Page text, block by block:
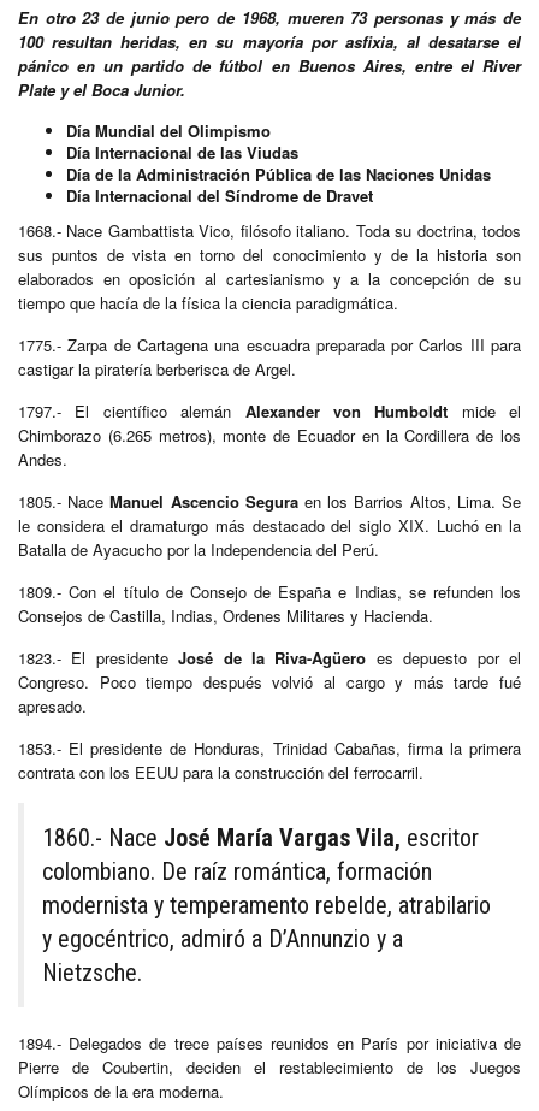
En otro 23 de junio pero de 1968, mueren 73 personas y más de
100 resultan heridas, en su mayoría por asfixia, al desatarse el
pánico en un partido de fútbol en Buenos Aires, entre el River
Plate y el Boca Junior.
Día Mundial del Olimpismo
Día Internacional de las Viudas
Día de la Administración Pública de las Naciones Unidas
Día Internacional del Síndrome de Dravet
1668.- Nace Gambattista Vico, filósofo italiano. Toda su doctrina, todos
sus puntos de vista en torno del conocimiento y de la historia son
elaborados en oposición al cartesianismo y a la concepción de su
tiempo que hacía de la física la ciencia paradigmática.
1775.- Zarpa de Cartagena una escuadra preparada por Carlos III para
castigar la piratería berberisca de Argel.
1797.- El científico alemán Alexander von Humboldt mide el
Chimborazo (6.265 metros), monte de Ecuador en la Cordillera de los
Andes.
1805.- Nace Manuel Ascencio Seguraen los Barrios Altos, Lima. Se
le considera el dramaturgo más destacado del siglo XIX. Luchó en la
Batalla de Ayacucho por la Independencia del Perú.
1809.- Con el título de Consejo de España e Indias, se refunden los
Consejos de Castilla, Indias, Ordenes Militares y Hacienda.
1823.- El presidenteJosé de la Riva-Agüero es depuesto por el
Congreso. Poco tiempo después volvió al cargo y más tarde fué
apresado.
1853.- El presidente de Honduras, Trinidad Cabañas, firma la primera
contrata con los EEUU para la construcción del ferrocarril.
1860.- Nace José María Vargas Vila, escritor
colombiano. De raíz romántica, formación
modernista y temperamento rebelde, atrabilario
y egocéntrico, admiró a D’Annunzio y a
Nietzsche.
1894.- Delegados de trece países reunidos en París por iniciativa de
Pierre de Coubertin, deciden el restablecimiento de los Juegos
Olímpicos de la era moderna.